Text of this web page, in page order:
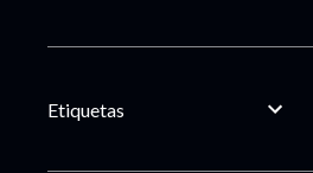
Etiquetas